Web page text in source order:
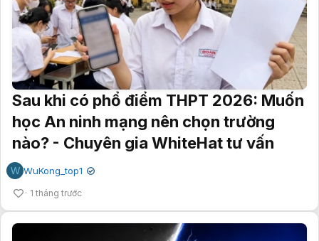
Sau khi có phổ điểm THPT 2026: Muốn
học An ninh mạng nên chọn trường
nào? - Chuyên gia WhiteHat tư vấn
W WuKong_top1 ✔